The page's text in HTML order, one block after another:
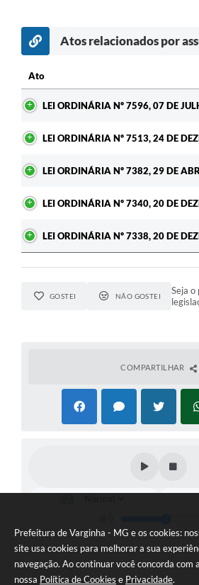
Prefeitura de Varginha - MG e os cookies:
site usa cookies para melhorar a sua
navegação. Ao continuar você concorda com a
nossa Política de Cookies e Privacidade.
Atos relacionados por
Ato
LEI ORDINÁRIA Nº 7596, 07 DE
LEI ORDINÁRIA Nº 7513, 24 DE
LEI ORDINÁRIA Nº 7382, 29 DE
LEI ORDINÁRIA Nº 7340, 20 DE
LEI ORDINÁRIA Nº 7338, 20 DE
GOSTEI NÃO GOSTEI
Seja
COMPARTILHAR